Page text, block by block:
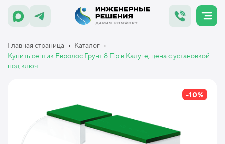
Главная страница › Каталог ›
Купить септик Евролос Грунт 8 Пр в Калуге; цена с установкой
под ключ
-10%